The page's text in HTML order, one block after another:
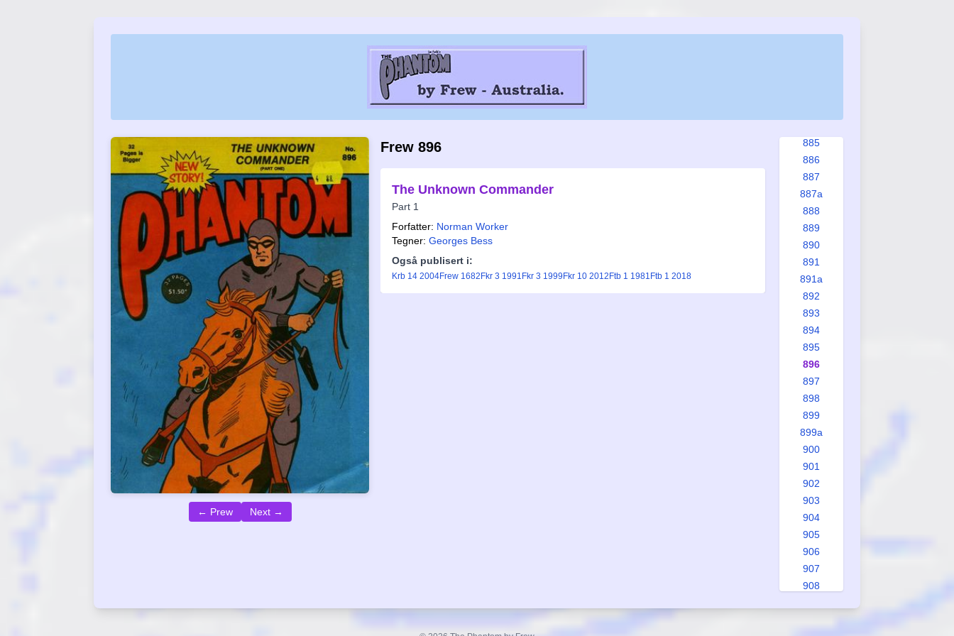
← Prew Next →
Frew 896
The Unknown Commander
Part 1
Forfatter: Norman Worker
Tegner: Georges Bess
Også publisert i:
Krb 14 2004Frew 1682 Fkr 3 1991 Fkr 3 1999 Fkr 10 2012 Ftb 1 1981 Ftb 1 2018
885
886
887
887a
888
889
890
891
891a
892
893
894
895
896
897
898
899
899a
900
901
902
903
904
905
906
907
908